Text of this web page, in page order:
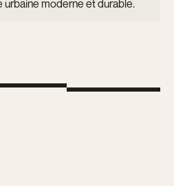
urbaine moderne et durable.